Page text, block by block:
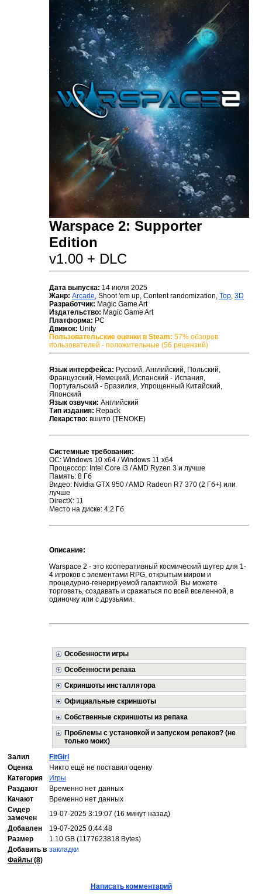
Warspace 2: Supporter
Edition
v1.00 + DLC
Дата выпуска: 14 июля 2025
Жанр: Arcade, Shoot 'em up, Content randomization, Top, 3D
Разработчик: Magic Game Art
Издательство: Magic Game Art
Платформа: PC
Движок: Unity
Пользовательские оценки в Steam: 57% обзоров
пользователей - положительные (56 рецензий)
Язык интерфейса: Русский, Английский, Польский,
Французский, Немецкий, Испанский - Испания,
Португальский - Бразилия, Упрощенный Китайский,
Японский
Язык озвучки: Английский
Тип издания: Repack
Лекарство: вшито (TENOKE)
Системные требования:
ОС: Windows 10 x64 / Windows 11 x64
Процессор: Intel Core i3 / AMD Ryzen 3 и лучше
Память: 8 Гб
Видео: Nvidia GTX 950 / AMD Radeon R7 370 (2 Гб+) или
лучше
DirectX: 11
Место на диске: 4.2 Гб
Описание:
Warspace 2 - это кооперативный космический шутер для 1-
4 игроков с элементами RPG, открытым миром и
процедурно-генерируемой галактикой. Вы можете
торговать, создавать и сражаться по всей вселенной, в
одиночку или с друзьями.
Особенности игры
Особенности репака
Скриншоты инсталлятора
Официальные скриншоты
Собственные скриншоты из репака
Проблемы с установкой и запуском репаков? (не
только моих)
Залил
FitGirl
Оценка
Никто ещё не поставил оценку
Категория
Игры
Раздают
Временно нет данных
Качают
Временно нет данных
Сидер
замечен
19-07-2025 3:19:07 (16 минут назад)
Добавлен
19-07-2025 0:44:48
Размер
1.10 GB (1177623818 Bytes)
Добавить в закладки
Файлы (8)
Написать комментарий